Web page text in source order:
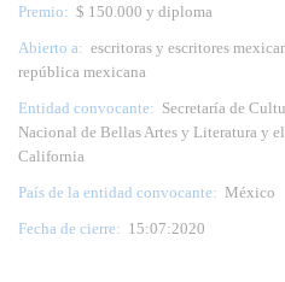
Premio: $ 150.000 y diploma
Abierto a: escritoras y escritores
república mexicana
Entidad convocante: Secretaría de
Nacional de Bellas Artes y Literatura y
California
País de la entidad convocante: México
Fecha de cierre: 15:07:2020